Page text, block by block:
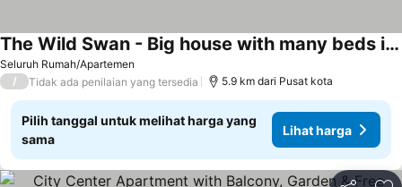
Seluruh Rumah/Apartemen
The Wild Swan - Big house with many beds in Odense - Free Parking
Lihat harga
/ Tidak ada penilaian yang tersedia 5.9 km dari Pusat kota
Pilih tanggal untuk melihat harga yang
sama
Lihat harga